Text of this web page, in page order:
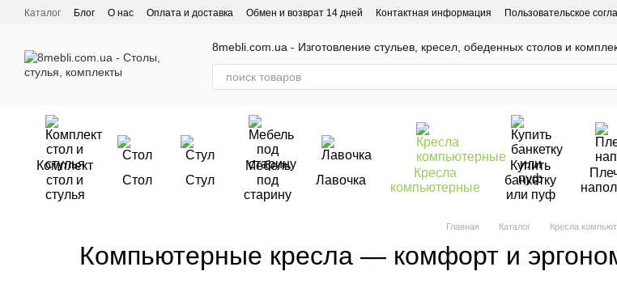
Перейти к основному контенту
Каталог Блог О нас Оплата и доставка Обмен и возврат 14 дней Контактная информация Пользовательское
8mebli.com.ua - Изготовление стульев, кресел, обеденных столов и
Комплект
стол и
стулья
Стол Стул
Мебель
под
старину
Лавочка
Кресла
компьютерные
Купить
банкетку
или пуф
Главная Каталог Кресла
Компьютерные кресла — комфорт и